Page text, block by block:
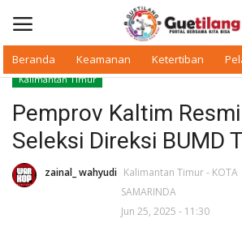
Beranda Keamanan Ketertiban
Beranda
Daerah
Kalimantan Timur
Pemprov Kaltim
Seleksi Direksi BUMD
zainal_ wahyudi Kalimantan Timur - KOTA
SAMARINDA
Jun 25, 2025 - 11:30